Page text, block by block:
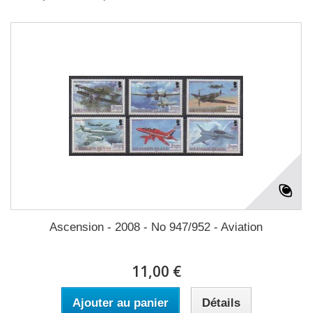
Ascension - 2008 - No 947/952 - Aviation
11,00 €
Ajouter au panier Détails